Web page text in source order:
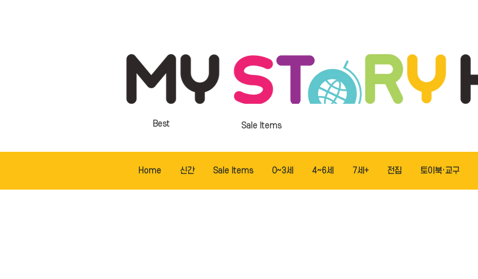
Sale Items
Best
Home 신간 Sale Items 0~3세 4~6세 7세+ 전집 토이북·교구